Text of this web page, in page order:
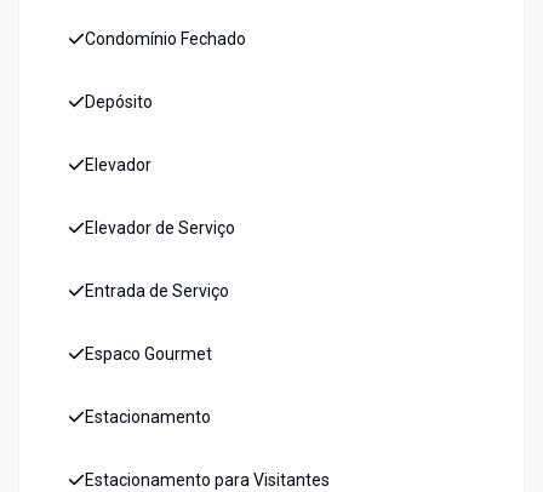
Condomínio Fechado
Depósito
Elevador
Elevador de Serviço
Entrada de Serviço
Espaco Gourmet
Estacionamento
Estacionamento para Visitantes